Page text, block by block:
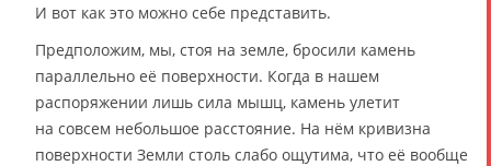
И вот как это можно себе представить.
Предположим, мы, стоя на земле, бросили камень
параллельно её поверхности. Когда в нашем
распоряжении лишь сила мышц, камень улетит
на совсем небольшое расстояние. На нём кривизна
поверхности Земли столь слабо ощутима, что её вообще